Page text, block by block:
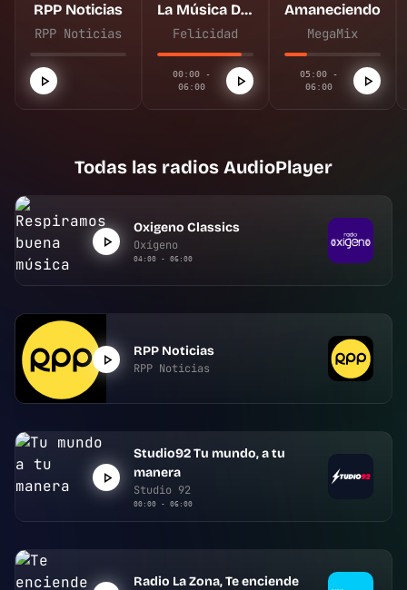
RPP Noticias
RPP Noticias
La Música De Tu Vida
Felicidad
00:00 -
06:00
Amaneciendo
MegaMix
05:00 -
06:00
Todas las radios AudioPlayer
Oxigeno Classics
Oxígeno
04:00 - 06:00
RPP Noticias
RPP Noticias
Studio92 Tu mundo, a tu
manera
Studio 92
00:00 - 06:00
Radio La Zona, Te enciende